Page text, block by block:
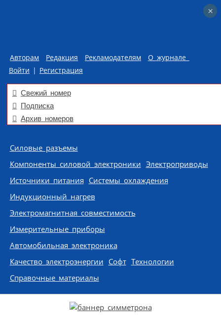
Авторам Редакция Рекламодателям
О журнале
Войти | Регистрация
Свежий номер
Подписка
Архив номеров
Skip to content
Силовые разъемы
Компоненты силовой электроники Электроприводы
Источники питания Системы охлаждения
Индукционный нагрев
Электромагнитная совместимость
Измерительные приборы
Автомобильная электроника
Качество электроэнергии Софт Технологии
Справочные материалы
×
×